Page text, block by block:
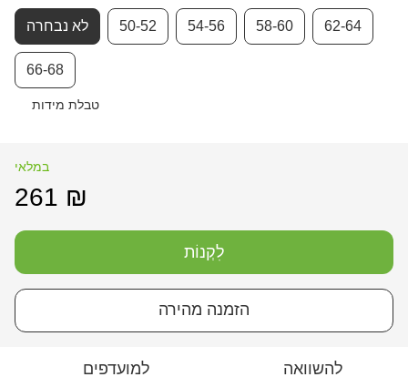
לא נבחרה 50-52 54-56 58-60 62-64
66-68
טבלת מידות
במלאי
261 ₪
לִקְנוֹת
הזמנה מהירה
למועדפים להשוואה